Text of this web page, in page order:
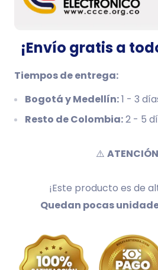
¡Envío gratis a
Tiempos de entrega:
Bogotá y Medellín:1 - 3
Resto de Colombia:2 - 5
⚠️ ATENCIÓN
¡Este producto es de
Quedan pocas